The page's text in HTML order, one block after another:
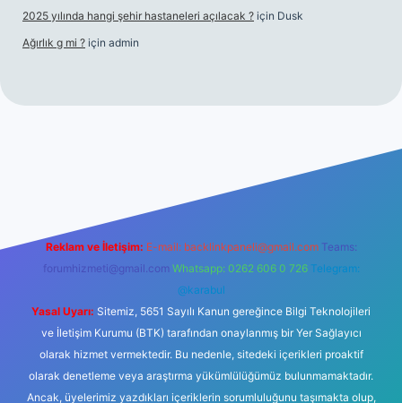
2025 yılında hangi şehir hastaneleri açılacak ? için Dusk
Ağırlık g mi ? için admin
Reklam ve İletişim: E-mail: backlinkpaneli@gmail.com Teams:
forumhizmeti@gmail.com Whatsapp: 0262 606 0 726 Telegram:
@karabul
Yasal Uyarı: Sitemiz, 5651 Sayılı Kanun gereğince Bilgi Teknolojileri
ve İletişim Kurumu (BTK) tarafından onaylanmış bir Yer Sağlayıcı
olarak hizmet vermektedir. Bu nedenle, sitedeki içerikleri proaktif
olarak denetleme veya araştırma yükümlülüğümüz bulunmamaktadır.
Ancak, üyelerimiz yazdıkları içeriklerin sorumluluğunu taşımakta olup,